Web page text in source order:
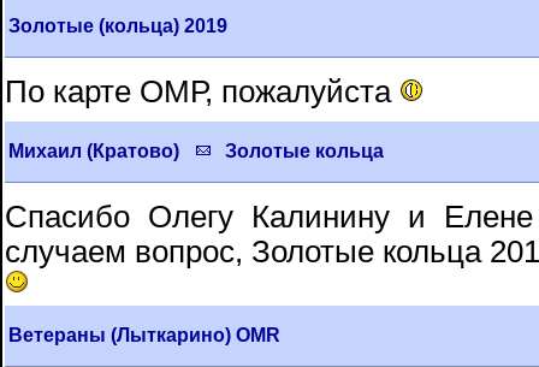
Золотые (кольца) 2019
По карте ОМР, пожалуйста
Михаил (Кратово) Золотые кольца
Спасибо Олегу Калинину и
случаем вопрос, Золотые кольца
Ветераны (Лыткарино) OMR